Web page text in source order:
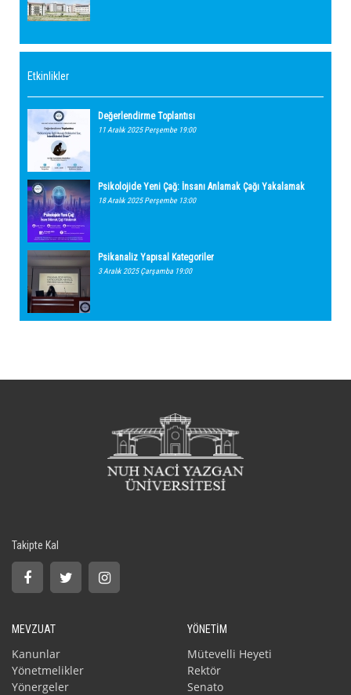
Etkinlikler
Değerlendirme Toplantısı
11 Aralık 2025 Perşembe 19:00
Psikolojide Yeni Çağ: İnsanı Anlamak Çağı Yakalamak
18 Aralık 2025 Perşembe 13:00
Psikanaliz Yapısal Kategoriler
3 Aralık 2025 Çarşamba 19:00
Takipte Kal
MEVZUAT
Kanunlar
Yönetmelikler
Yönergeler
YÖNETİM
Mütevelli Heyeti
Rektör
Senato